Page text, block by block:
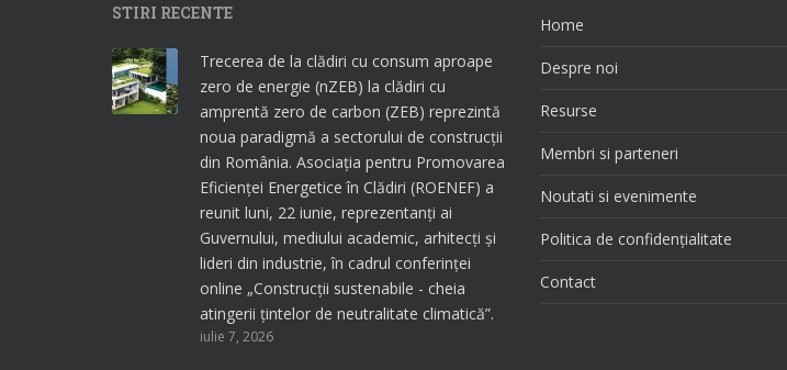
STIRI RECENTE
Trecerea de la clădiri cu consum aproape
zero de energie (nZEB) la clădiri cu
amprentă zero de carbon (ZEB) reprezintă
noua paradigmă a sectorului de construcții
din România. Asociația pentru Promovarea
Eficienței Energetice în Clădiri (ROENEF) a
reunit luni, 22 iunie, reprezentanți ai
Guvernului, mediului academic, arhitecți și
lideri din industrie, în cadrul conferinței
online „Construcții sustenabile - cheia
atingerii țintelor de neutralitate climatică”.
iulie 7, 2026
Home
Despre noi
Resurse
Membri si parteneri
Noutati si evenimente
Politica de confidențialitate
Contact